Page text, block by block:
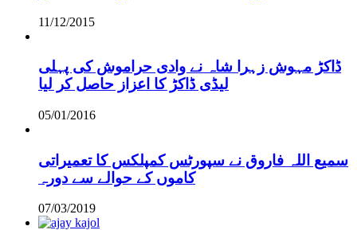
11/12/2015
ڈاکڑ مہوش زہرا شاہ نے وادی حراموش کی پہلی
لیڈی ڈاکڑ کا اعزاز حاصل کر لیا
05/01/2016
سمیع اللہ فاروق نے سپورٹس کمپلکس کا تعمیراتی
کاموں کے حوالے سے دورہ
07/03/2019